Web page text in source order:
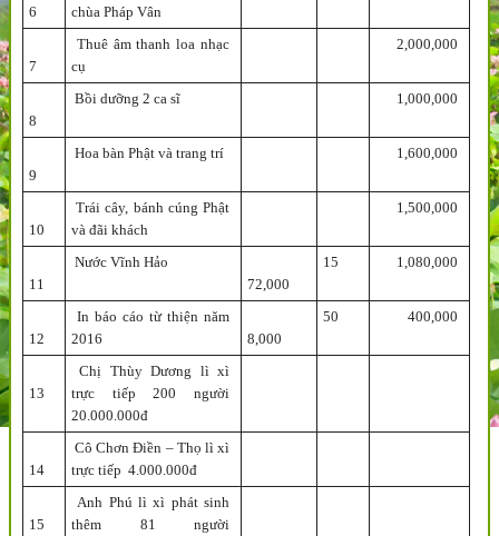
6
chùa Pháp Vân
7
Thuê âm thanh loa nhạc
cụ
2,000,000
8
Bồi dưỡng 2 ca sĩ 1,000,000
9
Hoa bàn Phật và trang trí 1,600,000
10
Trái cây, bánh cúng Phật
và đãi khách
1,500,000
11
Nước Vĩnh Hảo
72,000
15 1,080,000
12
In báo cáo từ thiện năm
2016
8,000
50 400,000
13
Chị Thùy Dương lì xì
trực tiếp 200 người
20.000.000đ
14
Cô Chơn Điền – Thọ lì xì
trực tiếp 4.000.000đ
15
Anh Phú lì xì phát sinh
thêm 81 người